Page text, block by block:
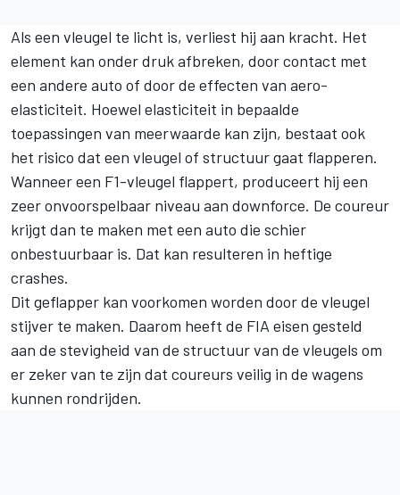
Als een vleugel te licht is, verliest hij aan kracht. Het
element kan onder druk afbreken, door contact met
een andere auto of door de effecten van aero-
elasticiteit. Hoewel elasticiteit in bepaalde
toepassingen van meerwaarde kan zijn, bestaat ook
het risico dat een vleugel of structuur gaat flapperen.
Wanneer een F1-vleugel flappert, produceert hij een
zeer onvoorspelbaar niveau aan downforce. De coureur
krijgt dan te maken met een auto die schier
onbestuurbaar is. Dat kan resulteren in heftige
crashes.
Dit geflapper kan voorkomen worden door de vleugel
stijver te maken. Daarom heeft de FIA eisen gesteld
aan de stevigheid van de structuur van de vleugels om
er zeker van te zijn dat coureurs veilig in de wagens
kunnen rondrijden.